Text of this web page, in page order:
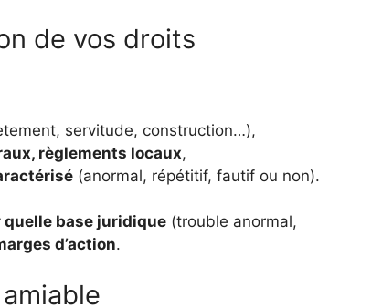
de vos droits
servitude, construction…),
règlements locaux,
(anormal, répétitif, fautif ou non).
base juridique (trouble anormal,
d’action.